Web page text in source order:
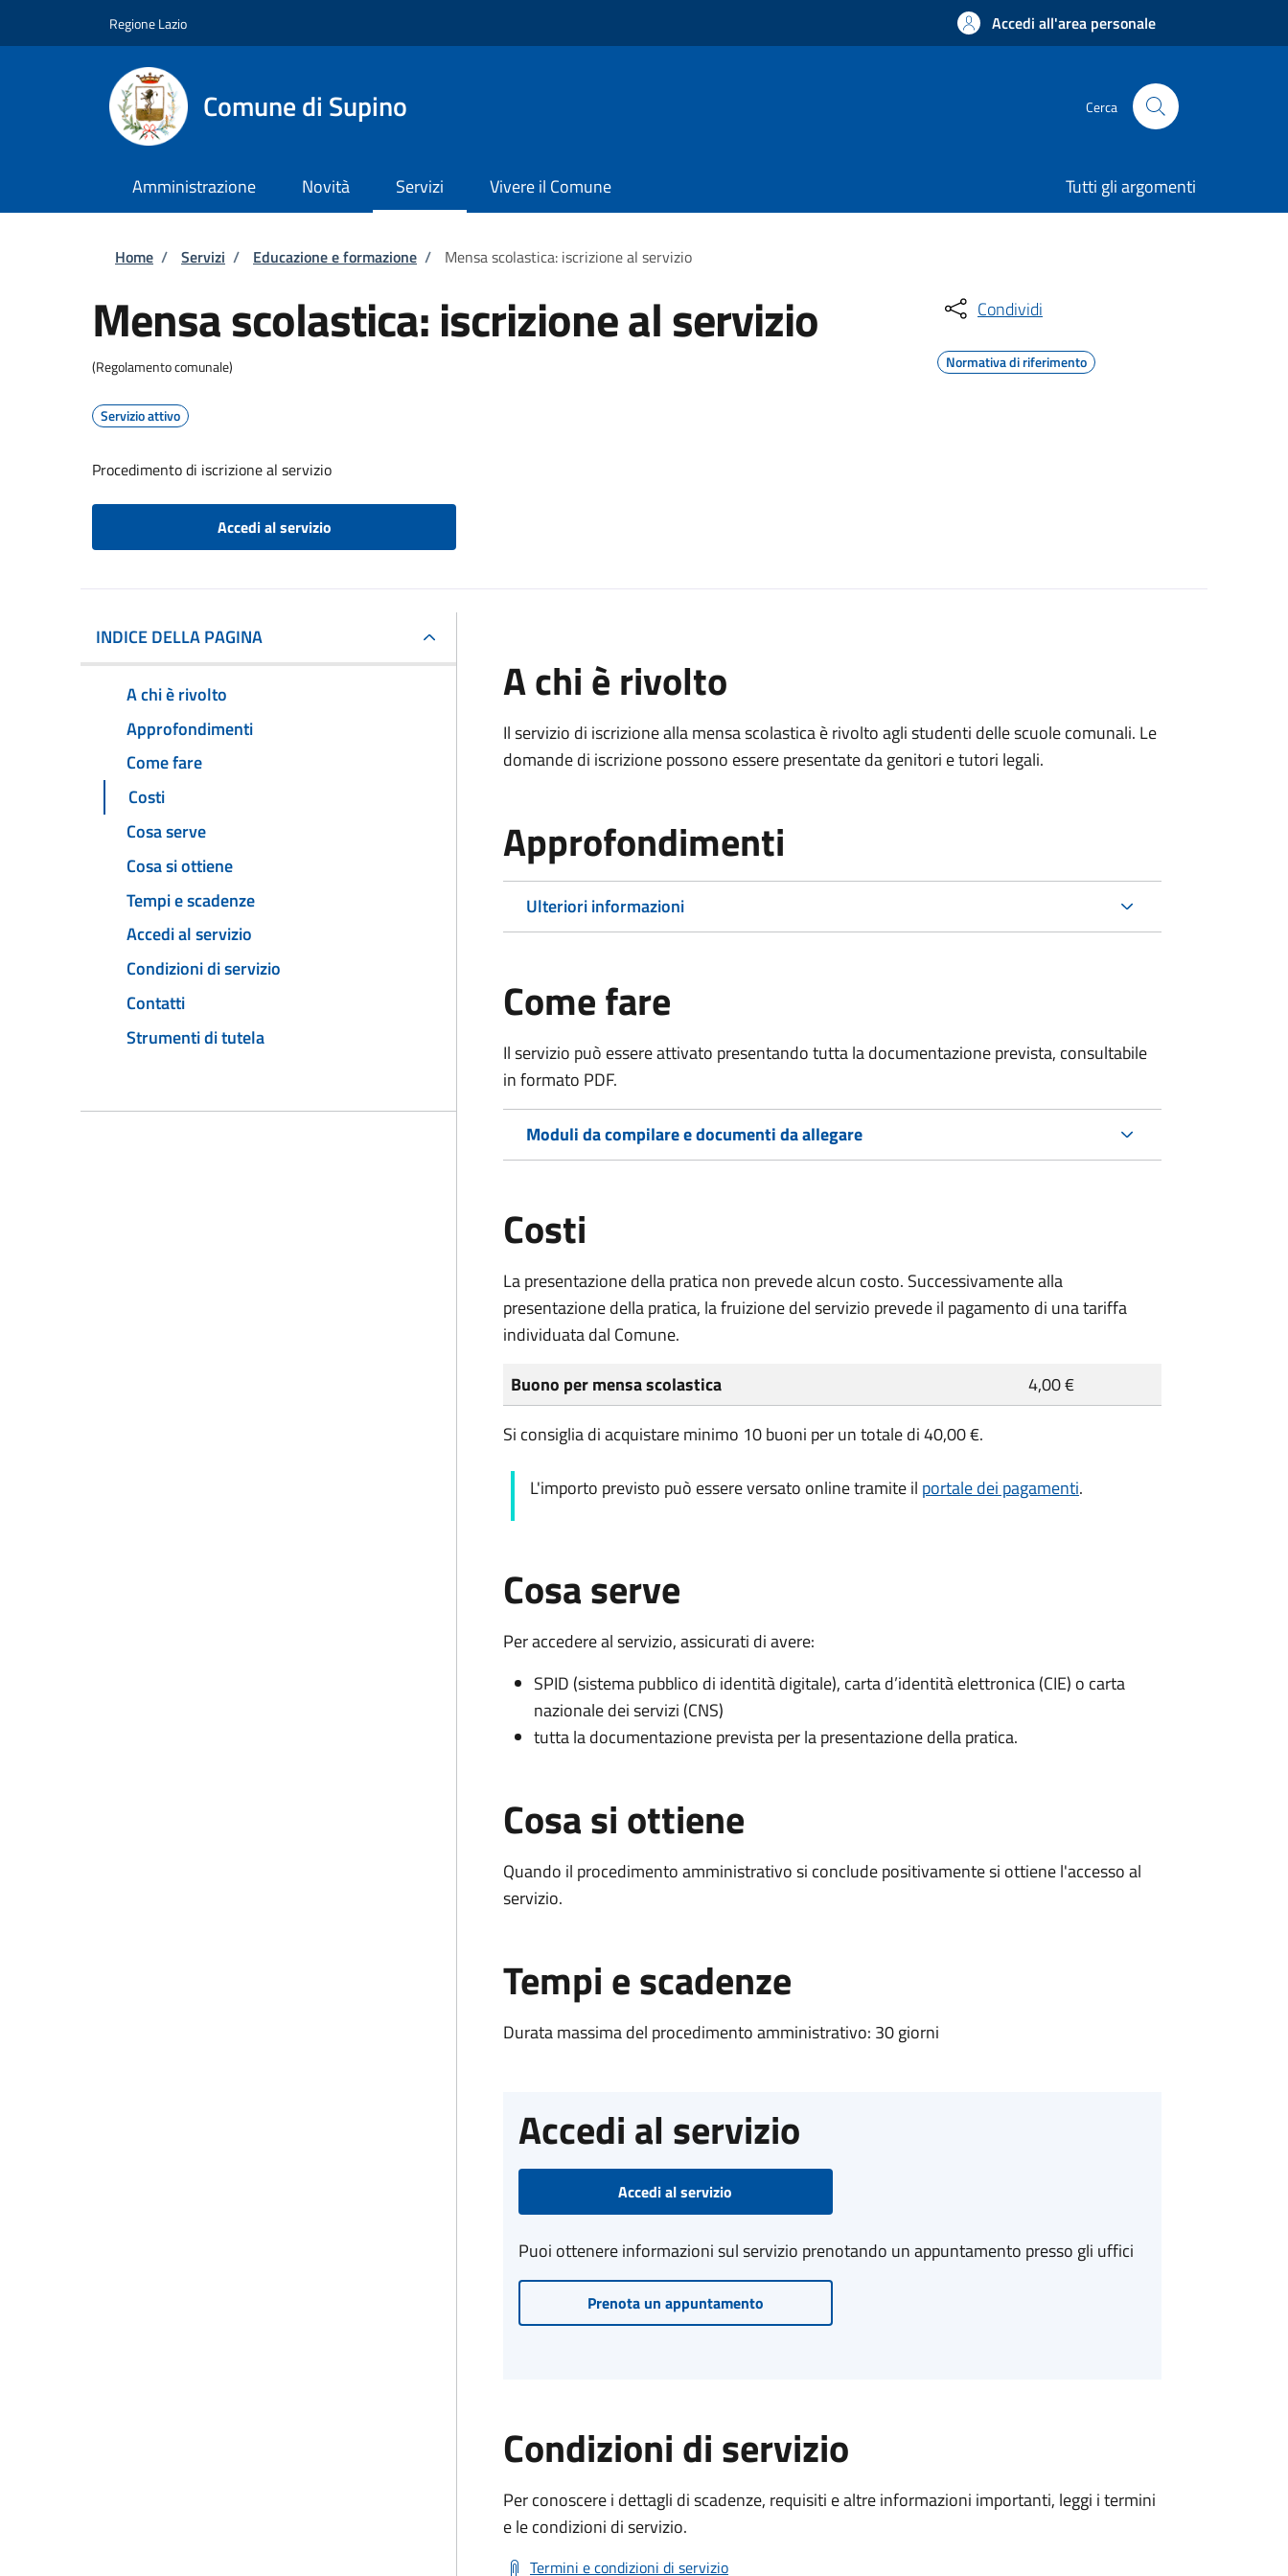
Regione Lazio Accedi all'area personale
Comune di Supino Cerca
Amministrazione Novità Servizi Vivere il Comune Tutti gli argomenti
Briciole di pane
Home / Servizi / Educazione e formazione / Mensa scolastica: iscrizione al servizio
Mensa scolastica: iscrizione al servizio
(Regolamento comunale)
Servizio attivo
Procedimento di iscrizione al servizio
Accedi al servizio
Condividi
Normativa di riferimento
INDICE DELLA PAGINA
A chi è rivolto
Approfondimenti
Come fare
Costi
Cosa serve
Cosa si ottiene
Tempi e scadenze
Accedi al servizio
Condizioni di servizio
Contatti
Strumenti di tutela
A chi è rivolto
Il servizio di iscrizione alla mensa scolastica è rivolto agli studenti delle scuole comunali. Le
domande di iscrizione possono essere presentate da genitori e tutori legali.
Approfondimenti
Ulteriori informazioni
Come fare
Il servizio può essere attivato presentando tutta la documentazione prevista, consultabile
in formato PDF.
Moduli da compilare e documenti da allegare
Costi
La presentazione della pratica non prevede alcun costo. Successivamente alla
presentazione della pratica, la fruizione del servizio prevede il pagamento di una tariffa
individuata dal Comune.
Buono per mensa scolastica
4,00 €
Si consiglia di acquistare minimo 10 buoni per un totale di 40,00 €.
L'importo previsto può essere versato online tramite il portale dei pagamenti.
Cosa serve
Per accedere al servizio, assicurati di avere:
SPID (sistema pubblico di identità digitale), carta d’identità elettronica (CIE) o carta
nazionale dei servizi (CNS)
tutta la documentazione prevista per la presentazione della pratica.
Cosa si ottiene
Quando il procedimento amministrativo si conclude positivamente si ottiene l'accesso al
servizio.
Tempi e scadenze
Durata massima del procedimento amministrativo: 30 giorni
Accedi al servizio
Accedi al servizio
Puoi ottenere informazioni sul servizio prenotando un appuntamento presso gli uffici
Prenota un appuntamento
Condizioni di servizio
Per conoscere i dettagli di scadenze, requisiti e altre informazioni importanti, leggi i termini
e le condizioni di servizio.
Termini e condizioni di servizio